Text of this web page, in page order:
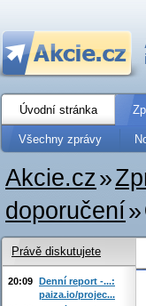
Úvodní stránka
Všechny zprávy
Akcie.cz»
doporučení»
Právě diskutujete
20:09 Denní report -...:
paiza.io/projec...